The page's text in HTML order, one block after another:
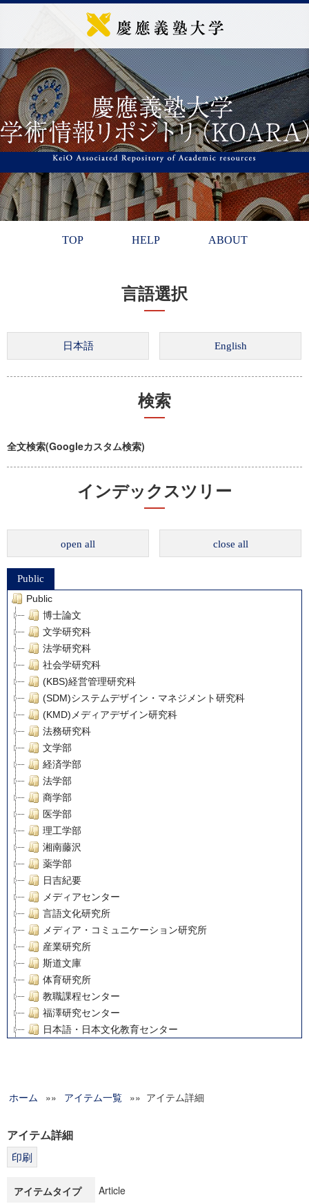
TOP HELP ABOUT
言語選択
検索
全文検索(Googleカスタム検索)
インデックスツリー
open all close all
Public
Public
博士論文
文学研究科
法学研究科
社会学研究科
(KBS)経営管理研究科
(SDM)システムデザイン・マネジメント研究科
(KMD)メディアデザイン研究科
法務研究科
文学部
経済学部
法学部
商学部
医学部
理工学部
湘南藤沢
薬学部
日吉紀要
メディアセンター
言語文化研究所
メディア・コミュニケーション研究所
産業研究所
斯道文庫
体育研究所
教職課程センター
福澤研究センター
日本語・日本文化教育センター
グローバルリサーチインスティテュート
科学研究費補助金研究成果報告書
博士課程教育リーディングプログラム「超成熟社会発展のサ
ホーム »» アイテム一覧 »» アイテム詳細
アイテム詳細
アイテムタイプ Article